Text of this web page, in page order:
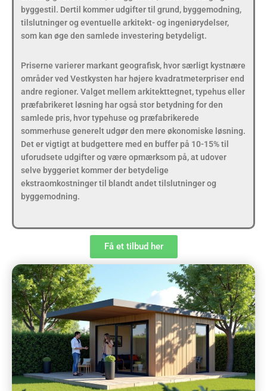
byggestil. Dertil kommer udgifter til grund, byggemodning,
tilslutninger og eventuelle arkitekt- og ingeniørydelser,
som kan øge den samlede investering betydeligt.
Priserne varierer markant geografisk, hvor særligt kystnære
områder ved Vestkysten har højere kvadratmeterpriser end
andre regioner. Valget mellem arkitekttegnet, typehus eller
præfabrikeret løsning har også stor betydning for den
samlede pris, hvor typehuse og præfabrikerede
sommerhuse generelt udgør den mere økonomiske løsning.
Det er vigtigt at budgettere med en buffer på 10-15% til
uforudsete udgifter og være opmærksom på, at udover
selve byggeriet kommer der betydelige
ekstraomkostninger til blandt andet tilslutninger og
byggemodning.
Få et tilbud her